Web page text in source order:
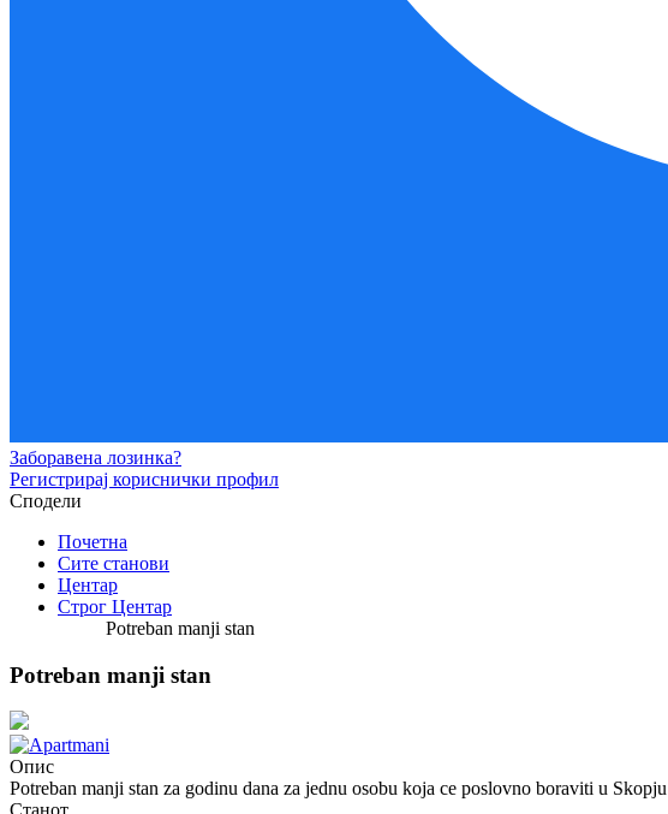
Заборавена лозинка?
Регистрирај кориснички профил
Сподели
Почетна
Сите станови
Центар
Строг Центар
Potreban manji stan
Potreban manji stan
Опис
Potreban manji stan za godinu dana za jednu osobu koja ce poslovno boraviti u Skopju